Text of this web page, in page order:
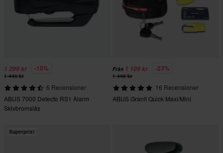
1 299 kr -10%
1 449 kr
6 Recensioner
ABUS 7000 Detecto RS1 Alarm
Skivbromslås
Från 1 109 kr -23%
1 449 kr
16 Recensioner
ABUS Granit Quick Maxi/Mini
Superpris!